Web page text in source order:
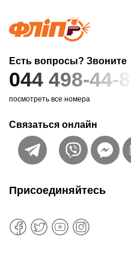
Есть вопросы? Звоните
044 498-44-89
посмотреть все номера
Связаться онлайн
Присоединяйтесь